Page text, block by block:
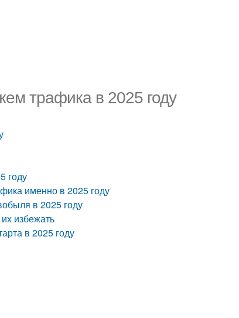
трафика в 2025 году
году
именно в 2025 году
в 2025 году
избежать
в 2025 году